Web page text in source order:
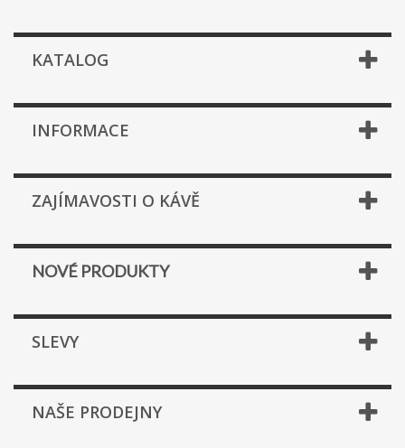
KATALOG
INFORMACE
ZAJÍMAVOSTI O KÁVĚ
NOVÉ PRODUKTY
SLEVY
NAŠE PRODEJNY